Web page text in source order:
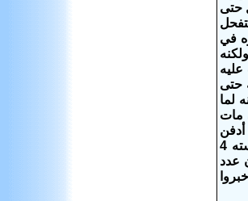
حتى
في
حتى
لما
مات
وُخفِيَ مكان جثمانه خوفاً من الفضيحة .. وكانت وفاته في 4 برمهات سنة 674 ش، 956 م ومدة رئاسته 4
عدد